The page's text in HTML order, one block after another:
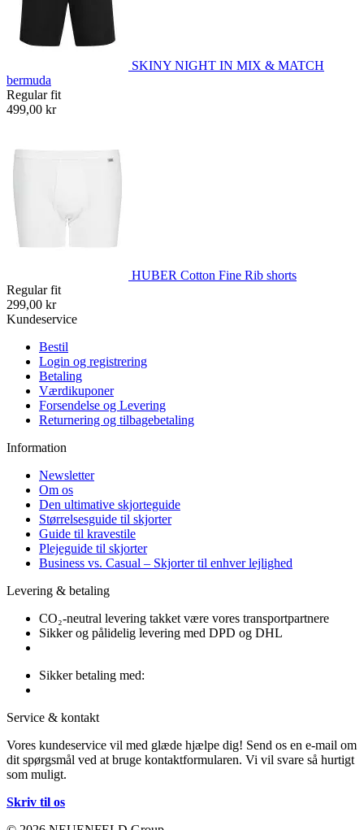
SKINY NIGHT IN MIX & MATCH
bermuda
Regular fit
499,00 kr
HUBER Cotton Fine Rib shorts
Regular fit
299,00 kr
Kundeservice
Bestil
Login og registrering
Betaling
Værdikuponer
Forsendelse og Levering
Returnering og tilbagebetaling
Information
Newsletter
Om os
Den ultimative skjorteguide
Størrelsesguide til skjorter
Guide til kravestile
Plejeguide til skjorter
Business vs. Casual – Skjorter til enhver lejlighed
Levering & betaling
CO₂-neutral levering takket være vores transportpartnere
Sikker og pålidelig levering med DPD og DHL
Sikker betaling med:
Service & kontakt
Vores kundeservice vil med glæde hjælpe dig! Send os en e-mail om
dit spørgsmål ved at bruge kontaktformularen. Vi vil svare så hurtigt
som muligt.
Skriv til os